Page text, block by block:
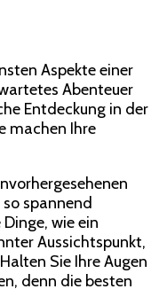
Aspekte einer
Abenteuer
Entdeckung in der
machen Ihre
spannend
wie ein
Aussichtspunkt,
Sie Ihre Augen
denn die besten